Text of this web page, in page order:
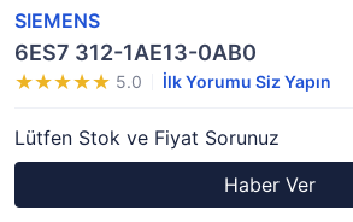
SIEMENS
6ES7 312-1AE13-0AB0
5.0 İlk Yorumu Siz Yapın
Lütfen Stok ve Fiyat Sorunuz
Haber Ver